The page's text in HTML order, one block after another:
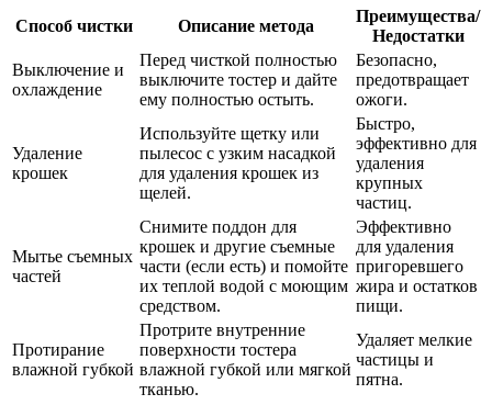
Способ чистки Описание метода
Преимущества/
Недостатки
Выключение и
охлаждение
Перед чисткой полностью
выключите тостер и дайте
ему полностью остыть.
Безопасно,
предотвращает
ожоги.
Удаление
крошек
Используйте щетку или
пылесос с узким насадкой
для удаления крошек из
щелей.
Быстро,
эффективно для
удаления
крупных
частиц.
Мытье съемных
частей
Снимите поддон для
крошек и другие съемные
части (если есть) и помойте
их теплой водой с моющим
средством.
Эффективно
для удаления
пригоревшего
жира и остатков
пищи.
Протирание
влажной губкой
Протрите внутренние
поверхности тостера
влажной губкой или мягкой
тканью.
Удаляет мелкие
частицы и
пятна.